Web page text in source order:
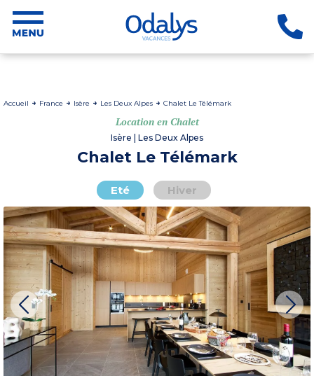
Accueil France Isère Les Deux Alpes Chalet Le Télémark
Location en Chalet
Isère | Les Deux Alpes
Chalet Le Télémark
Eté Hiver